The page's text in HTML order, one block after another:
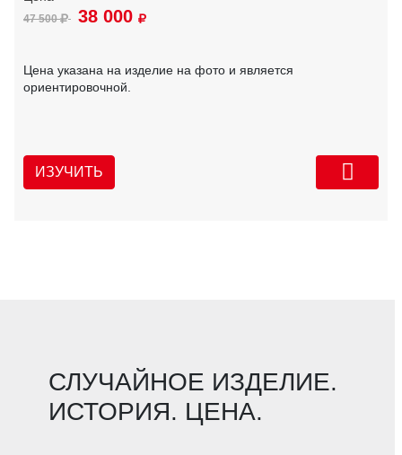
47 500 38 000
Цена указана на изделие на фото и является
ориентировочной.
ИЗУЧИТЬ
СЛУЧАЙНОЕ ИЗДЕЛИЕ.
ИСТОРИЯ. ЦЕНА.